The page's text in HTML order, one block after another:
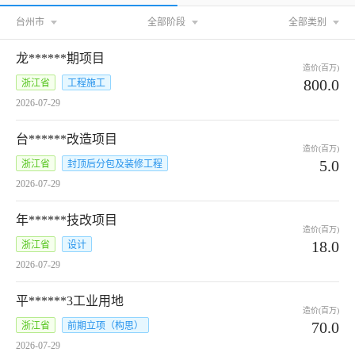
台州市 全部阶段 全部类别
龙******期项目
浙江省
工程施工
2026-07-29
造价(百万)
800.0
台******改造项目
浙江省
封顶后分包及装修工程
2026-07-29
造价(百万)
5.0
年******技改项目
浙江省
设计
2026-07-29
造价(百万)
18.0
平******3工业用地
浙江省
前期立项（构思）
2026-07-29
造价(百万)
70.0